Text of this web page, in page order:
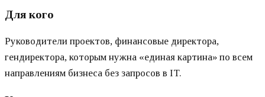
Для кого
Руководители проектов, финансовые директора,
гендиректора, которым нужна «единая картина» по всем
направлениям бизнеса без запросов в IT.